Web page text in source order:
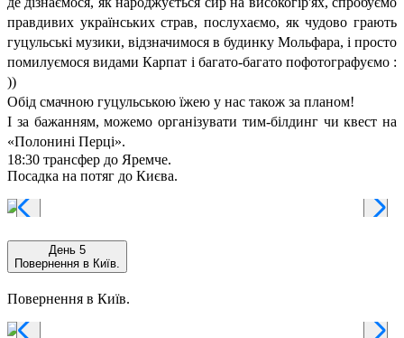
правдивих українських страв, послухаємо, як чудово грають
гуцульські музики, відзначимося в будинку Мольфара, і просто
помилуємося видами Карпат і багато-багато пофотографуємо :
))
Обід смачною гуцульською їжею у нас також за планом!
І за бажанням, можемо організувати тим-білдинг чи квест на
«Полонині Перці».
18:30 трансфер до Яремче.
Посадка на потяг до Києва.
День 5
Повернення в Київ.
Повернення в Київ.